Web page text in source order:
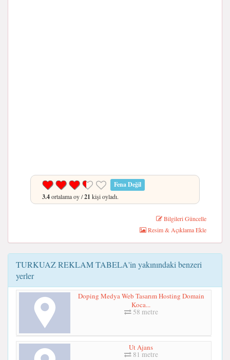
Fena Değil
3.4ortalama oy /21 kişi oyladı.
Bilgileri Güncelle
Resim & Açıklama Ekle
TURKUAZ REKLAM TABELA'in yakınındaki benzeri
yerler
Doping Medya Web Tasarım Hosting Domain
Koca...
58 metre
Ut Ajans
81 metre